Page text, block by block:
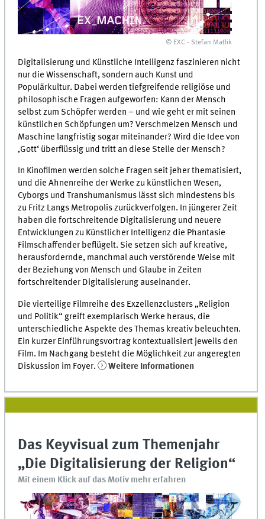
© EXC - Stefan Matlik
Digitalisierung und Künstliche Intelligenz faszinieren nicht
nur die Wissenschaft, sondern auch Kunst und
Populärkultur. Dabei werden tiefgreifende religiöse und
philosophische Fragen aufgeworfen: Kann der Mensch
selbst zum Schöpfer werden – und wie geht er mit seinen
künstlichen Schöpfungen um? Verschmelzen Mensch und
Maschine langfristig sogar miteinander? Wird die Idee von
‚Gott‘ überflüssig und tritt an diese Stelle der Mensch?
In Kinofilmen werden solche Fragen seit jeher thematisiert,
und die Ahnenreihe der Werke zu künstlichen Wesen,
Cyborgs und Transhumanismus lässt sich mindestens bis
zu Fritz Langs Metropolis zurückverfolgen. In jüngerer Zeit
haben die fortschreitende Digitalisierung und neuere
Entwicklungen zu Künstlicher Intelligenz die Phantasie
Filmschaffender beflügelt. Sie setzen sich auf kreative,
herausfordernde, manchmal auch verstörende Weise mit
der Beziehung von Mensch und Glaube in Zeiten
fortschreitender Digitalisierung auseinander.
Die vierteilige Filmreihe des Exzellenzclusters „Religion
und Politik“ greift exemplarisch Werke heraus, die
unterschiedliche Aspekte des Themas kreativ beleuchten.
Ein kurzer Einführungsvortrag kontextualisiert jeweils den
Film. Im Nachgang besteht die Möglichkeit zur angeregten
Diskussion im Foyer.
Weitere Informationen
Das Keyvisual zum Themenjahr
„Die Digitalisierung der Religion“
Mit einem Klick auf das Motiv mehr erfahren